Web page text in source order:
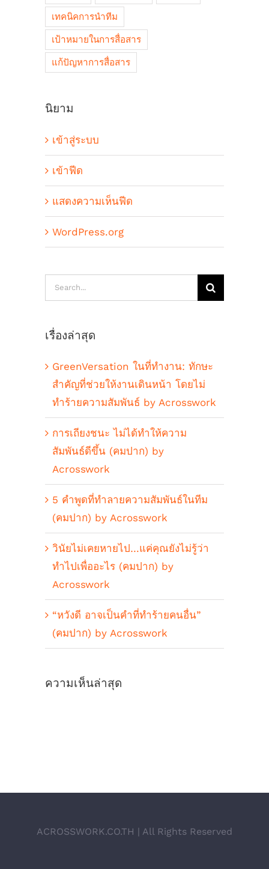
เทคนิคการนำทีม
เป้าหมายในการสื่อสาร
แก้ปัญหาการสื่อสาร
นิยาม
เข้าสู่ระบบ
เข้าฟีด
แสดงความเห็นฟีด
WordPress.org
Search
for:
เรื่องล่าสุด
GreenVersation ในที่ทำงาน: ทักษะ
สำคัญที่ช่วยให้งานเดินหน้า โดยไม่
ทำร้ายความสัมพันธ์ by Acrosswork
การเถียงชนะ ไม่ได้ทำให้ความ
สัมพันธ์ดีขึ้น (คมปาก) by
Acrosswork
5 คำพูดที่ทำลายความสัมพันธ์ในทีม
(คมปาก) by Acrosswork
วินัยไม่เคยหายไป…แค่คุณยังไม่รู้ว่า
ทำไปเพื่ออะไร (คมปาก) by
Acrosswork
“หวังดี อาจเป็นคำที่ทำร้ายคนอื่น”
(คมปาก) by Acrosswork
ความเห็นล่าสุด
ACROSSWORK.CO.TH | All Rights Reserved